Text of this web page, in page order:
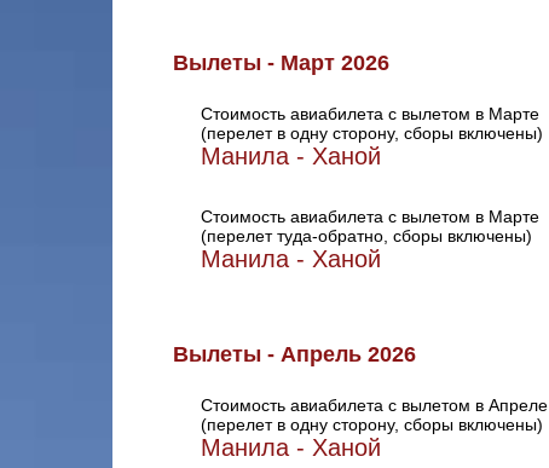
Вылеты - Март 2026
Стоимость авиабилета с вылетом в Марте
(перелет в одну сторону, сборы включены)
Манила - Ханой
Стоимость авиабилета с вылетом в Марте
(перелет туда-обратно, сборы включены)
Манила - Ханой
Вылеты - Апрель 2026
Стоимость авиабилета с вылетом в Апреле
(перелет в одну сторону, сборы включены)
Манила - Ханой